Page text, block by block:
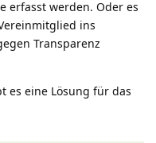
erfasst werden. Oder es
ins
Transparenz
es eine Lösung für das